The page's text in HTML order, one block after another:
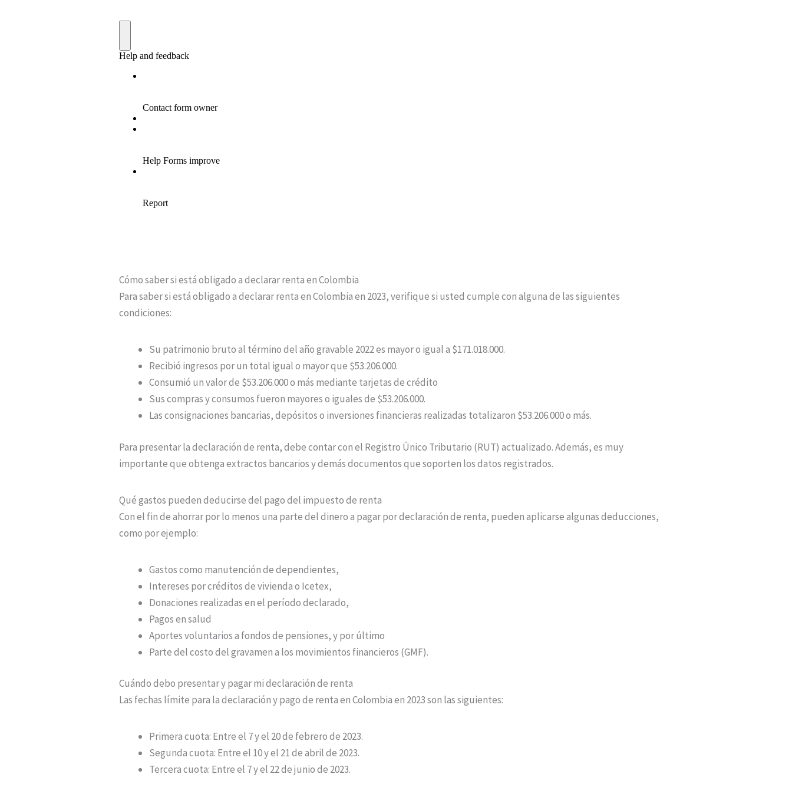
Cómo saber si está obligado a declarar renta en Colombia
Para saber si está obligado a declarar renta en Colombia en 2023, verifique si usted cumple con alguna de las siguientes
condiciones:
Su patrimonio bruto al término del año gravable 2022 es mayor o igual a $171.018.000.
Recibió ingresos por un total igual o mayor que $53.206.000.
Consumió un valor de $53.206.000 o más mediante tarjetas de crédito
Sus compras y consumos fueron mayores o iguales de $53.206.000.
Las consignaciones bancarias, depósitos o inversiones financieras realizadas totalizaron $53.206.000 o más.
Para presentar la declaración de renta, debe contar con el Registro Único Tributario (RUT) actualizado. Además, es muy
importante que obtenga extractos bancarios y demás documentos que soporten los datos registrados.
Qué gastos pueden deducirse del pago del impuesto de renta
Con el fin de ahorrar por lo menos una parte del dinero a pagar por declaración de renta, pueden aplicarse algunas deducciones,
como por ejemplo:
Gastos como manutención de dependientes,
Intereses por créditos de vivienda o Icetex,
Donaciones realizadas en el período declarado,
Pagos en salud
Aportes voluntarios a fondos de pensiones, y por último
Parte del costo del gravamen a los movimientos financieros (GMF).
Cuándo debo presentar y pagar mi declaración de renta
Las fechas límite para la declaración y pago de renta en Colombia en 2023 son las siguientes:
Primera cuota: Entre el 7 y el 20 de febrero de 2023.
Segunda cuota: Entre el 10 y el 21 de abril de 2023.
Tercera cuota: Entre el 7 y el 22 de junio de 2023.